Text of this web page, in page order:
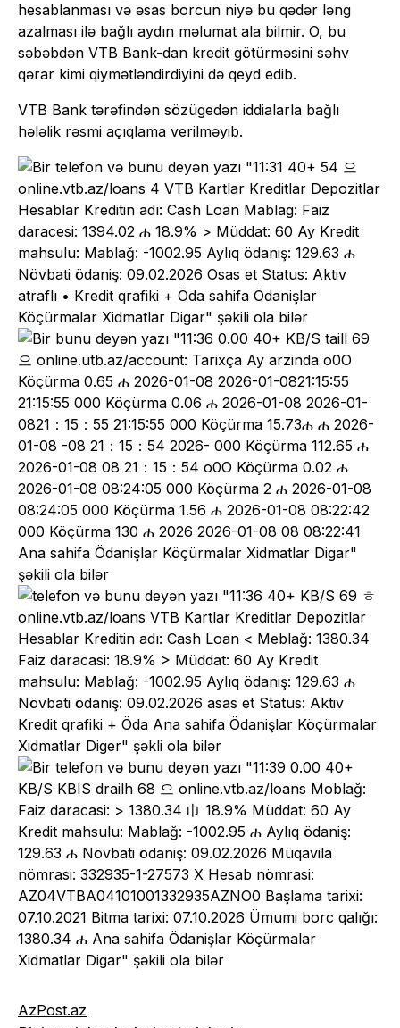
hesablanması və əsas borcun niyə bu qədər ləng
azalması ilə bağlı aydın məlumat ala bilmir. O, bu
səbəbdən VTB Bank-dan kredit götürməsini səhv
qərar kimi qiymətləndirdiyini də qeyd edib.
VTB Bank tərəfindən sözügedən iddialarla bağlı
hələlik rəsmi açıqlama verilməyib.
AzPost.az